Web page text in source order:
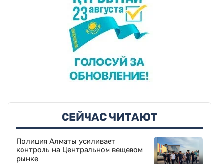
СЕЙЧАС ЧИТАЮТ
Полиция Алматы усиливает
контроль на Центральном вещевом
рынке